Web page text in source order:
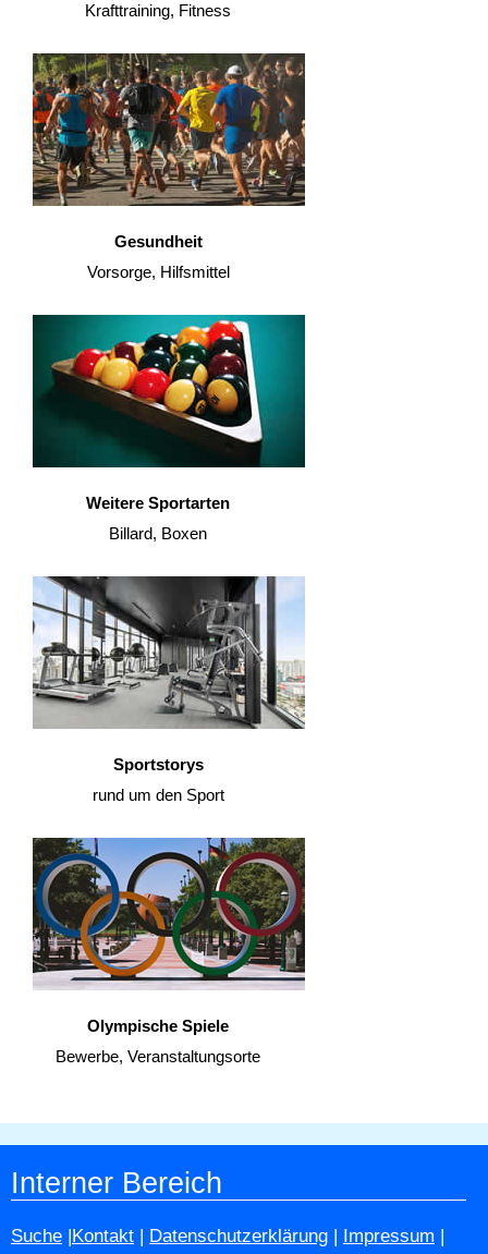
Krafttraining, Fitness
Gesundheit
Vorsorge, Hilfsmittel
Weitere Sportarten
Billard, Boxen
Sportstorys
rund um den Sport
Olympische Spiele
Bewerbe, Veranstaltungsorte
Interner Bereich
Suche |Kontakt | Datenschutzerklärung | Impressum |